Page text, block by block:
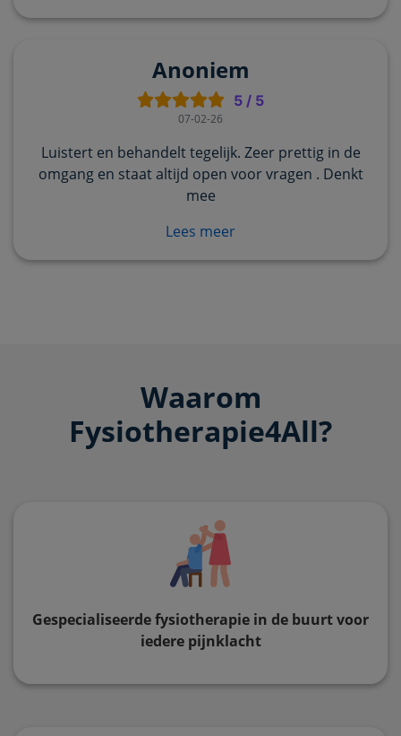
Anoniem
5 / 5
07-02-26
Luistert en behandelt tegelijk. Zeer prettig in de
omgang en staat altijd open voor vragen . Denkt
mee
Lees meer
Waarom
Fysiotherapie4All?
Gespecialiseerde fysiotherapie in de buurt voor
iedere pijnklacht